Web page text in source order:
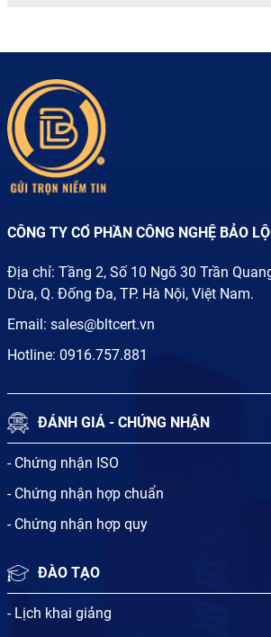
CÔNG TY CỔ PHẦN CÔNG NGHỆ BẢO
Địa chỉ: Tầng 2, Số 10 Ngõ 30 Trần
Dừa, Q. Đống Đa, TP. Hà Nội, Việt Nam.
Email: sales@bltcert.vn
Hotline: 0916.757.881
ĐÁNH GIÁ - CHỨNG NHẬN
- Chứng nhận ISO
- Chứng nhận hợp chuẩn
- Chứng nhận hợp quy
ĐÀO TẠO
- Lịch khai giảng